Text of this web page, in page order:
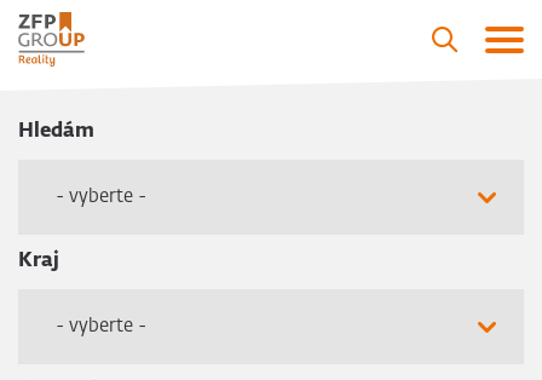
Hledám
- vyberte -
Kraj
- vyberte -